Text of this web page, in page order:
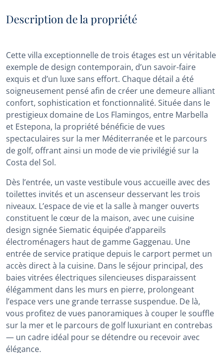
Description de la propriété
Cette villa exceptionnelle de trois étages est un véritable
exemple de design contemporain, d’un savoir-faire
exquis et d’un luxe sans effort. Chaque détail a été
soigneusement pensé afin de créer une demeure alliant
confort, sophistication et fonctionnalité. Située dans le
prestigieux domaine de Los Flamingos, entre Marbella
et Estepona, la propriété bénéficie de vues
spectaculaires sur la mer Méditerranée et le parcours
de golf, offrant ainsi un mode de vie privilégié sur la
Costa del Sol.
Dès l’entrée, un vaste vestibule vous accueille avec des
toilettes invités et un ascenseur desservant les trois
niveaux. L’espace de vie et la salle à manger ouverts
constituent le cœur de la maison, avec une cuisine
design signée Siematic équipée d’appareils
électroménagers haut de gamme Gaggenau. Une
entrée de service pratique depuis le carport permet un
accès direct à la cuisine. Dans le séjour principal, des
baies vitrées électriques silencieuses disparaissent
élégamment dans les murs en pierre, prolongeant
l’espace vers une grande terrasse suspendue. De là,
vous profitez de vues panoramiques à couper le souffle
sur la mer et le parcours de golf luxuriant en contrebas
— un cadre idéal pour se détendre ou recevoir avec
élégance.